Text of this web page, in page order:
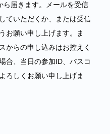
ら届きます。メールを受信
ていただくか、または受信
お願い申し上げます。ま
からの申し込みはお控えく
合、当日の参加ID、パスコ
ろしくお願い申し上げま